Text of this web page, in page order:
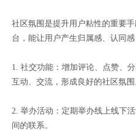
社区氛围是提升用户粘性的重要
台，能让用户产生归属感、认同
1. 社交功能：增加评论、点赞、
互动、交流，形成良好的社区氛围
2. 举办活动：定期举办线上线下
间的联系。